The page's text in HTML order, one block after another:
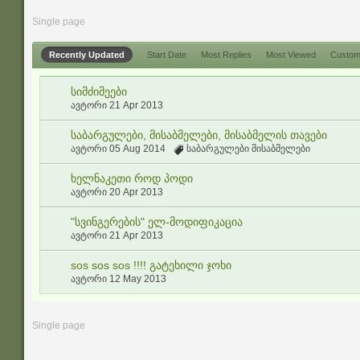
Single page
Recently Updated Start Date Most Replies Most Viewed
სიმძიმეები
ავტორი 21 Apr 2013
საბარგულები, მისაბმელები, მისაბმელის თავები
ავტორი 05 Aug 2014 საბარგულები მისაბმელები
ხელნაკეთი როდ პოდი
ავტორი 20 Apr 2013
"სვინგერების" ელ-მოდიფიკაცია
ავტორი 21 Apr 2013
sos sos sos !!!! გატეხილი ჯოხი
ავტორი 12 May 2013
Single page